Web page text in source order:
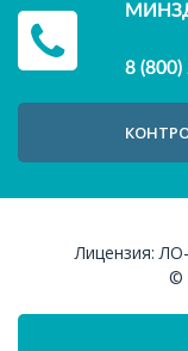
8
Лицензия:
©